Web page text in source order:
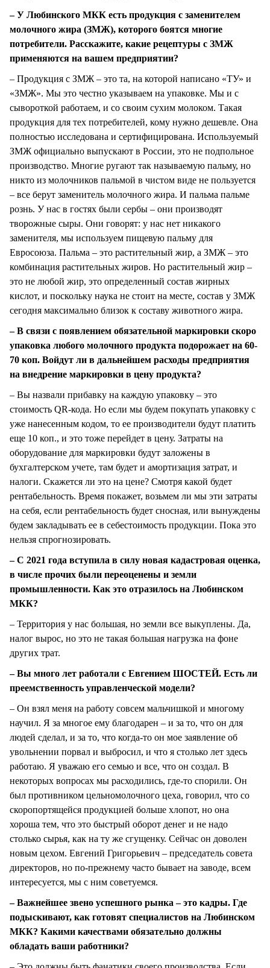
– У Любинского МКК есть продукция с заменителем
молочного жира (ЗМЖ), которого боятся многие
потребители. Расскажите, какие рецептуры с ЗМЖ
применяются на вашем предприятии?
– Продукция с ЗМЖ – это та, на которой написано «ТУ» и
«ЗМЖ». Мы это честно указываем на упаковке. Мы и с
сывороткой работаем, и со своим сухим молоком. Такая
продукция для тех потребителей, кому нужно дешевле. Она
полностью исследована и сертифицирована. Используемый
ЗМЖ официально выпускают в России, это не подпольное
производство. Многие ругают так называемую пальму, но
никто из молочников пальмой в чистом виде не пользуется
– все берут заменитель молочного жира. И пальма пальме
рознь. У нас в гостях были сербы – они производят
творожные сыры. Они говорят: у нас нет никакого
заменителя, мы используем пищевую пальму для
Евросоюза. Пальма – это растительный жир, а ЗМЖ – это
комбинация растительных жиров. Но растительный жир –
это не любой жир, это определенный состав жирных
кислот, и поскольку наука не стоит на месте, состав у ЗМЖ
сегодня максимально близок к составу животного жира.
– В связи с появлением обязательной маркировки скоро
упаковка любого молочного продукта подорожает на 60-
70 коп. Войдут ли в дальнейшем расходы предприятия
на внедрение маркировки в цену продукта?
– Вы назвали прибавку на каждую упаковку – это
стоимость QR-кода. Но если мы будем покупать упаковку с
уже нанесенным кодом, то ее производители будут платить
еще 10 коп., и это тоже перейдет в цену. Затраты на
оборудование для маркировки будут заложены в
бухгалтерском учете, там будет и амортизация затрат, и
налоги. Скажется ли это на цене? Смотря какой будет
рентабельность. Время покажет, возьмем ли мы эти затраты
на себя, если рентабельность будет сносная, или вынуждены
будем закладывать ее в себестоимость продукции. Пока это
нельзя спрогнозировать.
– С 2021 года вступила в силу новая кадастровая оценка,
в числе прочих были переоценены и земли
промышленности. Как это отразилось на Любинском
МКК?
– Территория у нас большая, но земли все выкуплены. Да,
налог вырос, но это не такая большая нагрузка на фоне
других трат.
– Вы много лет работали с Евгением ШОСТЕЙ. Есть ли
преемственность управленческой модели?
– Он взял меня на работу совсем мальчишкой и многому
научил. Я за многое ему благодарен – и за то, что он для
людей сделал, и за то, что когда-то он мое заявление об
увольнении порвал и выбросил, и что я столько лет здесь
работаю. Я уважаю его семью и все, что он создал. В
некоторых вопросах мы расходились, где-то спорили. Он
был противником цельномолочного цеха, говорил, что со
скоропортящейся продукцией больше хлопот, но она
хороша тем, что это быстрый оборот денег и не надо
столько сырья, как на ту же сгущенку. Сейчас он доволен
новым цехом. Евгений Григорьевич – председатель совета
директоров, но по-прежнему часто бывает на заводе, всем
интересуется, мы с ним советуемся.
– Важнейшее звено успешного рынка – это кадры. Где
подыскивают, как готовят специалистов на Любинском
МКК? Какими качествами обязательно должны
обладать ваши работники?